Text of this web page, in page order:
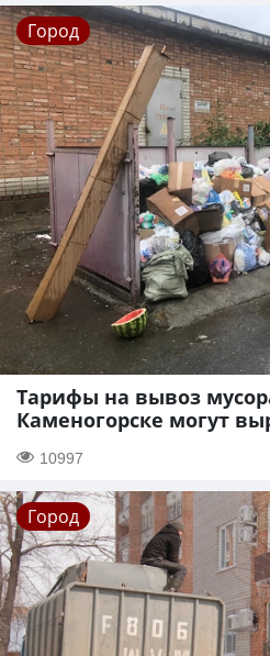
Город
Тарифы на вывоз
Каменогорске могут
10997
Город